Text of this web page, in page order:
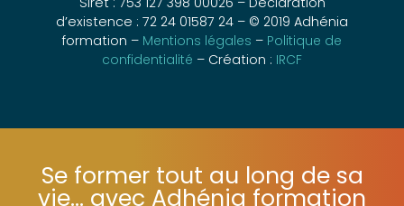
Siret : 753 127 398 00026 – Déclaration
d’existence : 72 24 01587 24 – © 2019 Adhénia
formation –Mentions légales– Politique de
Se former tout au long de sa